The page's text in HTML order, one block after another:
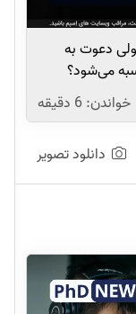
– تزار قبولی دعوت به
می‌شود؟
خواندن:6 دقیقه
دانلود تصویر